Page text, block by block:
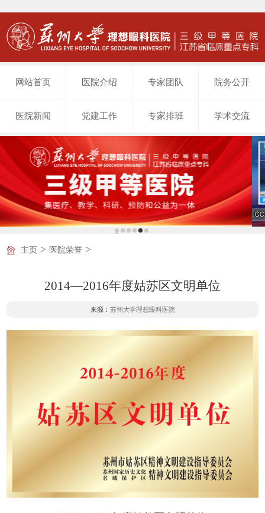
网站首页 医院介绍 专家团队 院务公开
医院新闻 党建工作 专家排班 学术交流
主页> 医院荣誉>
2014—2016年度姑苏区文明单位
来源： 苏州大学理想眼科医院